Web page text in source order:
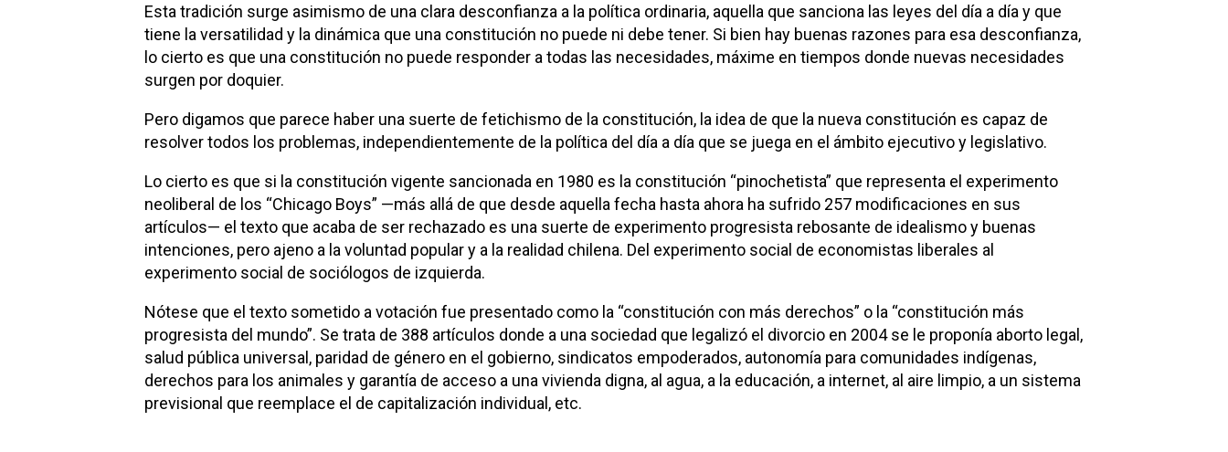
Esta tradición surge asimismo de una clara desconfianza a la política ordinaria, aquella que sanciona las leyes del día a día y que
tiene la versatilidad y la dinámica que una constitución no puede ni debe tener. Si bien hay buenas razones para esa desconfianza,
lo cierto es que una constitución no puede responder a todas las necesidades, máxime en tiempos donde nuevas necesidades
surgen por doquier.
Pero digamos que parece haber una suerte de fetichismo de la constitución, la idea de que la nueva constitución es capaz de
resolver todos los problemas, independientemente de la política del día a día que se juega en el ámbito ejecutivo y legislativo.
Lo cierto es que si la constitución vigente sancionada en 1980 es la constitución “pinochetista” que representa el experimento
neoliberal de los “Chicago Boys” —más allá de que desde aquella fecha hasta ahora ha sufrido 257 modificaciones en sus
artículos— el texto que acaba de ser rechazado es una suerte de experimento progresista rebosante de idealismo y buenas
intenciones, pero ajeno a la voluntad popular y a la realidad chilena. Del experimento social de economistas liberales al
experimento social de sociólogos de izquierda.
Nótese que el texto sometido a votación fue presentado como la “constitución con más derechos” o la “constitución más
progresista del mundo”. Se trata de 388 artículos donde a una sociedad que legalizó el divorcio en 2004 se le proponía aborto legal,
salud pública universal, paridad de género en el gobierno, sindicatos empoderados, autonomía para comunidades indígenas,
derechos para los animales y garantía de acceso a una vivienda digna, al agua, a la educación, a internet, al aire limpio, a un sistema
previsional que reemplace el de capitalización individual, etc.